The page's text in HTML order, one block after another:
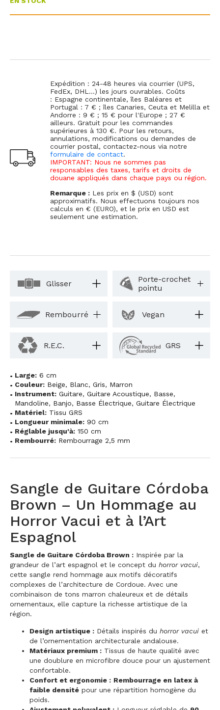
Expédition : 24-48 heures via courrier (UPS,
FedEx, DHL...) les jours ouvrables. Coûts
: Espagne continentale, îles Baléares et
Portugal : 7 € ; îles Canaries, Ceuta et Melilla et
Andorre : 9 € ; 15 € pour l'Europe ; 27 €
ailleurs. Gratuit pour les commandes
supérieures à 130 €. Pour les retours,
annulations, modifications ou demandes de
courrier postal, contactez-nous via notre
formulaire de contact.
IMPORTANT: Nous ne sommes pas
responsables des taxes, tarifs et droits de
douane appliqués dans chaque pays ou région.
Remarque : Les prix en $ (USD) sont
approximatifs. Nous effectuons toujours nos
calculs en € (EURO), et le prix en USD est
seulement une estimation.
Glisser
Porte-crochet
pointu
Rembourré Vegan
R.E.C. GRS
Large: 6 cm
Couleur: Beige, Blanc, Gris, Marron
Instrument: Guitare, Guitare Acoustique, Basse,
Mandoline, Banjo, Basse Électrique, Guitare Électrique
Matériel: Tissu GRS
Longueur minimale: 90 cm
Réglable jusqu'à: 150 cm
Rembourré: Rembourrage 2,5 mm
Sangle de Guitare Córdoba
Brown – Un Hommage au
Horror Vacui et à l’Art
Espagnol
Sangle de Guitare Córdoba Brown : Inspirée par la
grandeur de l’art espagnol et le concept du horror vacui,
cette sangle rend hommage aux motifs décoratifs
complexes de l’architecture de Cordoue. Avec une
combinaison de tons marron chaleureux et de détails
ornementaux, elle capture la richesse artistique de la
région.
Design artistique : Détails inspirés du horror vacui et
de l’ornementation architecturale andalouse.
Matériaux premium : Tissus de haute qualité avec
une doublure en microfibre douce pour un ajustement
confortable.
Confort et ergonomie : Rembourrage en latex à
faible densité pour une répartition homogène du
poids.